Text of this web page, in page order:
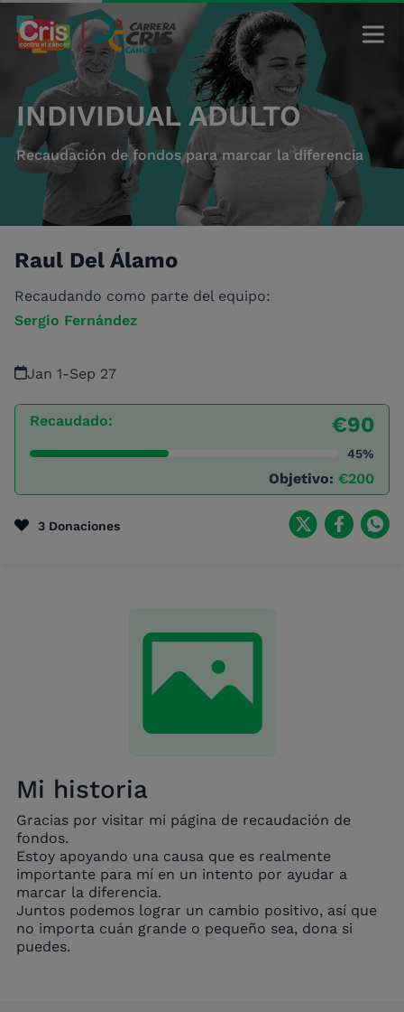
INDIVIDUAL ADULTO
Recaudación de fondos para marcar la diferencia
Raul Del Álamo
Recaudando como parte del equipo:
Sergio Fernández
Jan 1-Sep 27
Recaudado: €90
45%
Objetivo: €200
3 Donaciones
Mi historia
Gracias por visitar mi página de recaudación de
fondos.
Estoy apoyando una causa que es realmente
importante para mí en un intento por ayudar a
marcar la diferencia.
Juntos podemos lograr un cambio positivo, así que
no importa cuán grande o pequeño sea, dona si
puedes.